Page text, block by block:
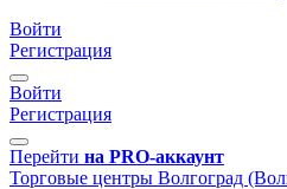
Войти
Регистрация
Войти
Регистрация
Перейти на PRO-аккаунт
Торговые центры Волгоград